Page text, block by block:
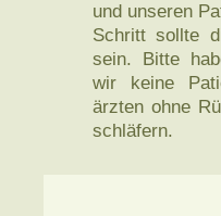
und unseren
Schritt sollte
sein. Bitte
wir keine
ärzten ohne
schläfern.